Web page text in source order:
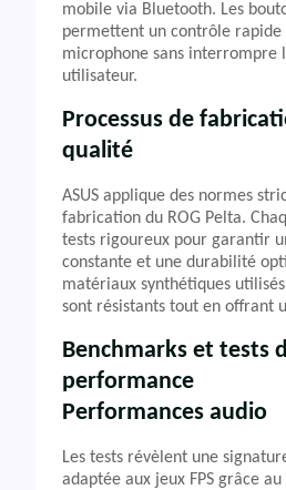
mobile via Bluetooth. Les
permettent un contrôle rapide
microphone sans interrompre
utilisateur.
Processus de
qualité
ASUS applique des normes
fabrication du ROG Pelta.
tests rigoureux pour garantir
constante et une durabilité
matériaux synthétiques
sont résistants tout en offrant
Benchmarks et tests
performance
Performances audio
Les tests révèlent une
adaptée aux jeux FPS grâce